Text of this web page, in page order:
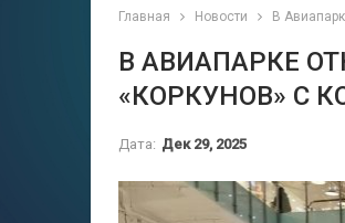
Главная Новости В
В АВИАПАРКЕ
«КОРКУНОВ» С
Дата: Дек 29, 2025